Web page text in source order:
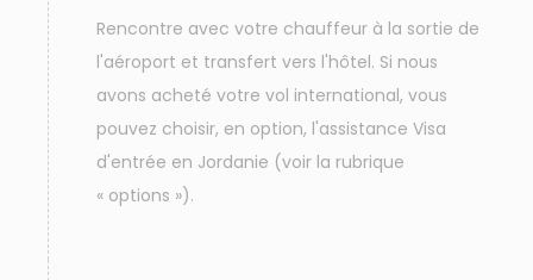
Rencontre avec votre chauffeur à la sortie de
l'aéroport et transfert vers l'hôtel. Si nous
avons acheté votre vol international, vous
pouvez choisir, en option, l'assistance Visa
d'entrée en Jordanie (voir la rubrique
« options »).